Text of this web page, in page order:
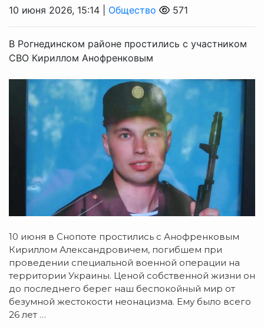
10 июня 2026, 15:14 | Общество 571
В Рогнединском районе простились с участником
СВО Кириллом Анофренковым
10 июня в Снопоте простились с Анофренковым
Кириллом Александровичем, погибшем при
проведении специальной военной операции на
территории Украины. Ценой собственной жизни он
до последнего берег наш беспокойный мир от
безумной жестокости неонацизма. Ему было всего
26 лет …